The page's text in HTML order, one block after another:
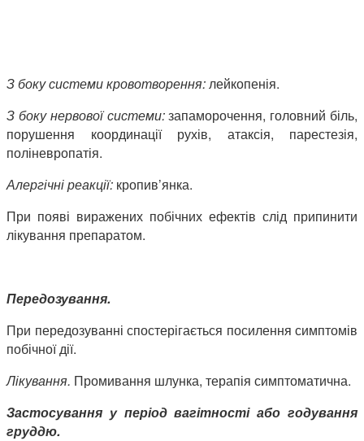
З боку системи кровотворення:лейкопенія.
З боку нервової системи:запаморочення, головний біль,
порушення координації рухів, атаксія, парестезія,
поліневропатія.
Алергічні реакції: кропив’янка.
При появі виражених побічних ефектів слід припинити
лікування препаратом.
Передозування.
При передозуванні спостерігається посилення симптомів
побічної дії.
Лікування. Промивання шлунка, терапія симптоматична.
Застосування у період вагітності або годування
груддю.